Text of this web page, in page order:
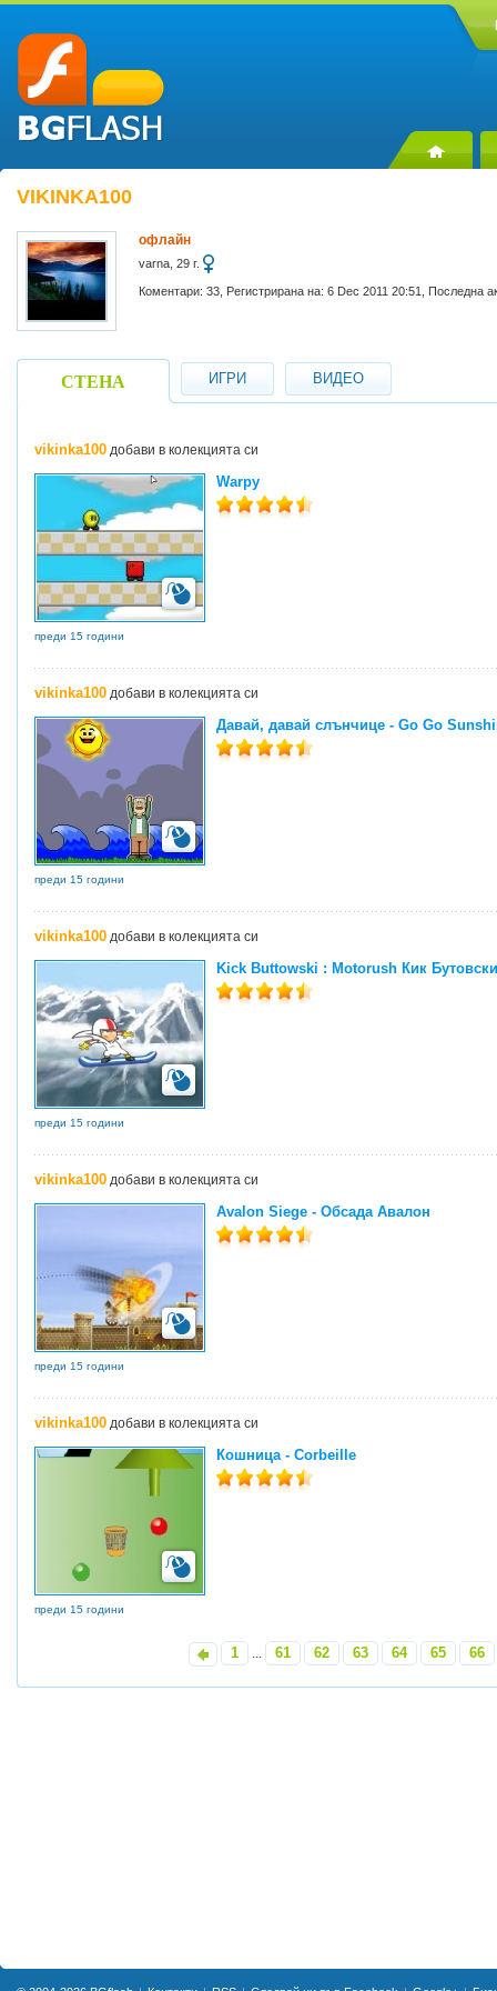
VIKINKA100
офлайн
varna, 29 г.
Коментари: 33, Регистрирана на: 6 Dec 2011 20:51, Последна
СТЕНА ИГРИ ВИДЕО
vikinka100 добави в колекцията си
Warpy
преди 15 години
vikinka100 добави в колекцията си
Давай, давай слънчице - Go Go
преди 15 години
vikinka100 добави в колекцията си
Kick Buttowski : Motorush Кик Бутовски
преди 15 години
vikinka100 добави в колекцията си
Avalon Siege - Обсада Авалон
преди 15 години
vikinka100 добави в колекцията си
Кошница - Corbeille
преди 15 години
1 ... 61 62 63 64 65 66